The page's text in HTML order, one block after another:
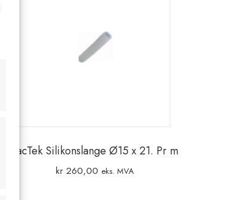
LacTek Silikonslange Ø15 x 21. Pr m
kr260,00 eks. MVA